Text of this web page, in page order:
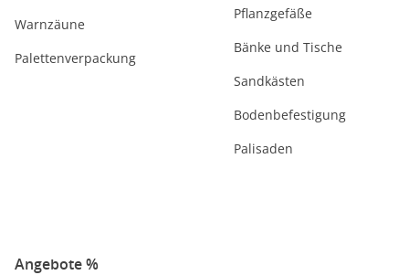
Warnzäune
Palettenverpackung
Pflanzgefäße
Bänke und Tische
Sandkästen
Bodenbefestigung
Palisaden
Angebote %